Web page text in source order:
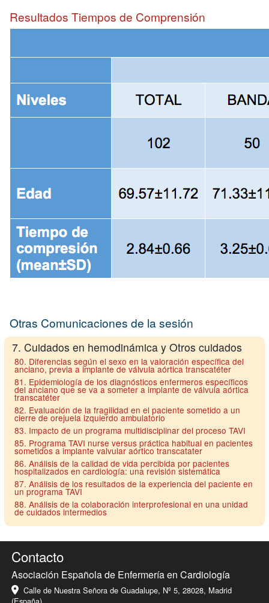
Resultados Tiempos de Comprensión
Otras Comunicaciones de la sesión
7. Cuidados en hemodinámica y Otros cuidados
80. Diferencias según el sexo en la valoración específica del
anciano, previa a implante de válvula aórtica transcatéter
81. Epidemiología de los diagnósticos enfermeros específicos
del anciano que se va a someter a implante de válvula aórtica
transcatéter
82. Evaluación de la fragilidad en el paciente sometido a un
cierre de orejuela izquierdo ambulatorio
83. Impacto de un programa multidisciplinar del proceso TAVI
85. Programa TAVI nurse versus práctica habitual en pacientes
sometidos a implante valvular aórtico transcatater
86. Análisis de la calidad de vida percibida por pacientes
hospitalizados en cardiología: una revisión sistemática
87. Análisis de los resultados de la experiencia del paciente en
un programa TAVI
88. Análisis de la colaboración interprofesional en una unidad
de cuidados intermedios
Contacto
Asociación Española de Enfermería en Cardiología
Calle de Nuestra Señora de Guadalupe, Nº 5, 28028, Madrid